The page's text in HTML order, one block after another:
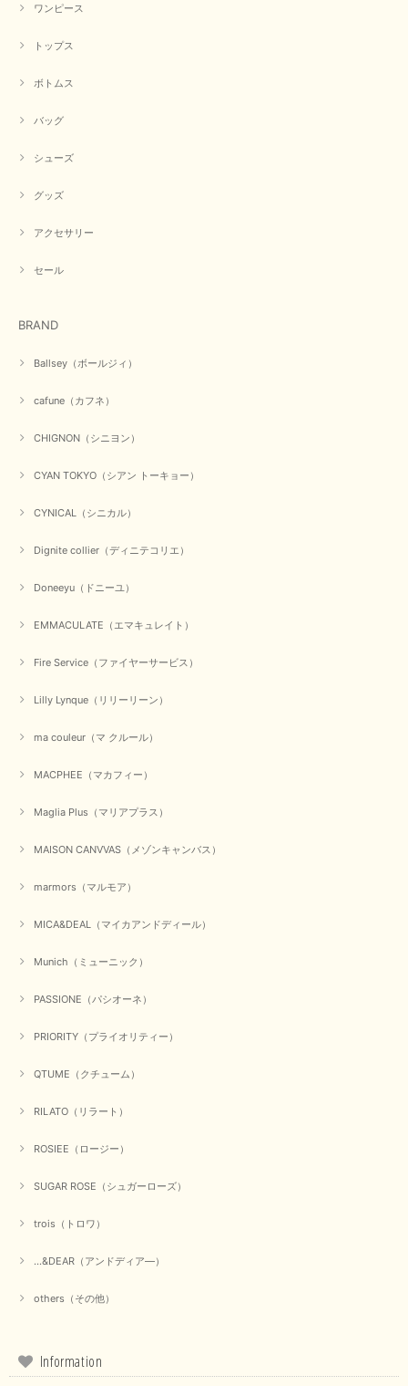
ワンピース
トップス
ボトムス
バッグ
シューズ
グッズ
アクセサリー
セール
BRAND
Ballsey（ボールジィ）
cafune（カフネ）
CHIGNON（シニヨン）
CYAN TOKYO（シアン トーキョー）
CYNICAL（シニカル）
Dignite collier（ディニテコリエ）
Doneeyu（ドニーユ）
EMMACULATE（エマキュレイト）
Fire Service（ファイヤーサービス）
Lilly Lynque（リリーリーン）
ma couleur（マ クルール）
MACPHEE（マカフィー）
Maglia Plus（マリアプラス）
MAISON CANVVAS（メゾンキャンバス）
marmors（マルモア）
MICA&DEAL（マイカアンドディール）
Munich（ミューニック）
PASSIONE（パシオーネ）
PRIORITY（プライオリティー）
QTUME（クチューム）
RILATO（リラート）
ROSIEE（ロージー）
SUGAR ROSE（シュガーローズ）
trois（トロワ）
...&DEAR（アンドディア―）
others（その他）
Information